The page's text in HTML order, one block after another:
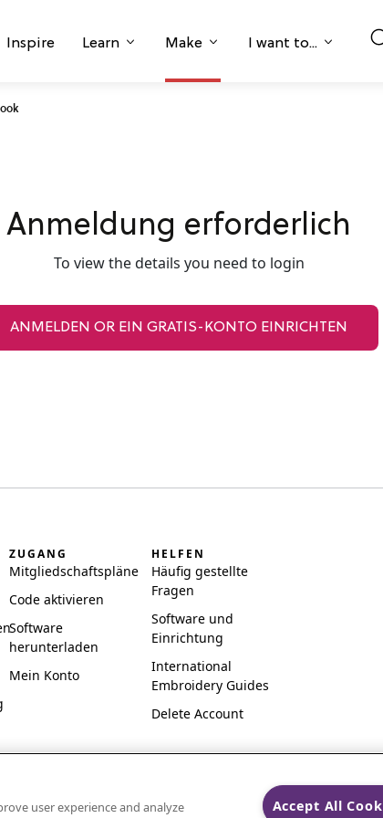
Inspire Learn Make I want to...
Anmeldung erforderlich
To view the details you need to login
ANMELDEN OR EIN GRATIS-KONTO EINRICHTEN
ZUGANG
Mitgliedschaftspläne
Code aktivieren
Software
herunterladen
Mein Konto
HELFEN
Häufig gestellte
Fragen
Software und
Einrichtung
International
Embroidery Guides
Delete Account
user experience and analyze
Accept All